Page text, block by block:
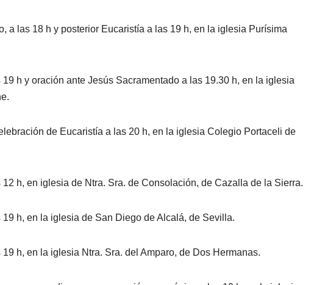
a las 18 h y posterior Eucaristía a las 19 h, en la iglesia Purísima
h y oración ante Jesús Sacramentado a las 19.30 h, en la iglesia
de Eucaristía a las 20 h, en la iglesia Colegio Portaceli de
h, en iglesia de Ntra. Sra. de Consolación, de Cazalla de la Sierra.
h, en la iglesia de San Diego de Alcalá, de Sevilla.
h, en la iglesia Ntra. Sra. del Amparo, de Dos Hermanas.